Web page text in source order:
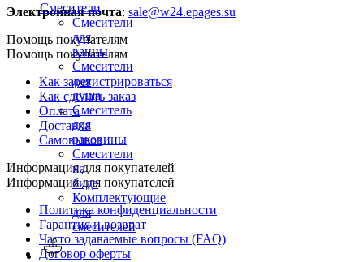
Смесители
Смесители
для
ванны
Смесители
для
душа
Смеситель
для
раковины
Смесители
на
биде
Комплектующие
для
смесителей
Электронная почта: sale@w24.epages.su
Помощь покупателям
Помощь покупателям
Как зарегистрироваться
Как сделать заказ
Оплата
Доставка
Самовывоз
Информация для покупателей
Информация для покупателей
Политика конфиденциальности
Гарантия и возврат
Часто задаваемые вопросы (FAQ)
Договор оферты